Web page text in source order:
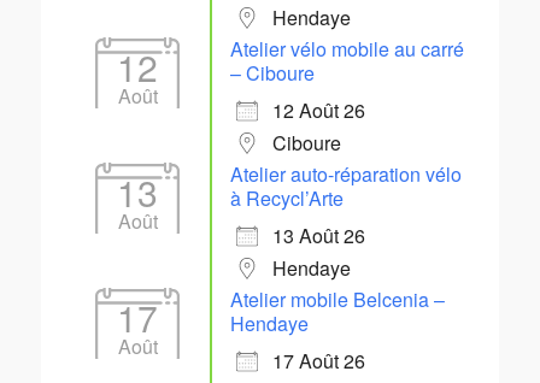
Hendaye
12
Août
Atelier vélo mobile au carré
– Ciboure
12 Août 26
Ciboure
13
Août
Atelier auto-réparation vélo
à Recycl’Arte
13 Août 26
Hendaye
17
Août
Atelier mobile Belcenia –
Hendaye
17 Août 26